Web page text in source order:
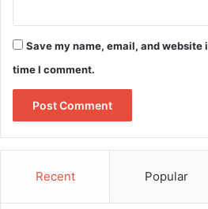
Save my name, email, and website
time I comment.
Recent Popular